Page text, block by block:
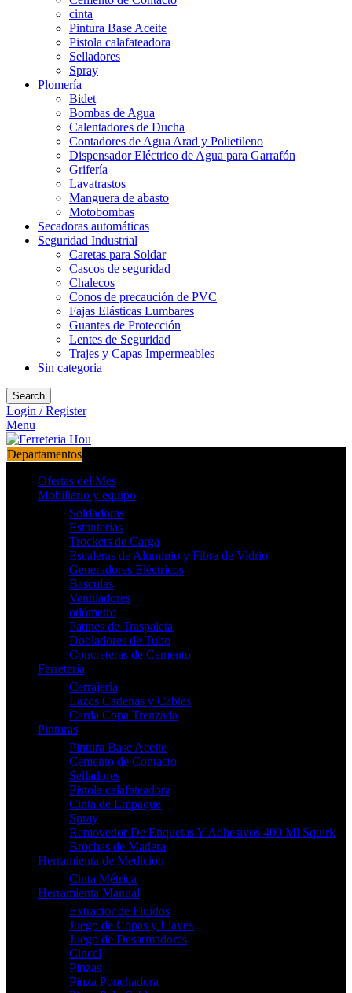
cinta
Pintura Base Aceite
Pistola calafateadora
Selladores
Spray
Plomería
Bidet
Bombas de Agua
Calentadores de Ducha
Contadores de Agua Arad y Polietileno
Dispensador Eléctrico de Agua para Garrafón
Grifería
Lavatrastos
Manguera de abasto
Motobombas
Secadoras automáticas
Seguridad Industrial
Caretas para Soldar
Cascos de seguridad
Chalecos
Conos de precaución de PVC
Fajas Elásticas Lumbares
Guantes de Protección
Lentes de Seguridad
Trajes y Capas Impermeables
Sin categoria
Search
Login / Register
Menu
Departamentos
Ofertas del Mes
Mobiliario y equipo
Soldadoras
Estanterías
Trockets de Carga
Escaleras de Aluminio y Fibra de Vidrio
Generadores Eléctricos
Basculas
Ventiladores
odómetro
Patines de Traspaleta
Dobladores de Tubo
Concreteras de Cemento
Ferretería
Cerrajería
Lazos Cadenas y Cables
Carda Copa Trenzada
Pinturas
Pintura Base Aceite
Cemento de Contacto
Selladores
Pistola calafateadora
Cinta de Empaque
Spray
Removedor De Etiquetas Y Adhesivos 400 Ml Squirk
Brochas de Madera
Herramienta de Medicion
Cinta Métrica
Herramienta Manual
Extractor de Fluidos
Juego de Copas y Llaves
Juego de Desarmadores
Cincel
Pinzas
Pinza Ponchadora